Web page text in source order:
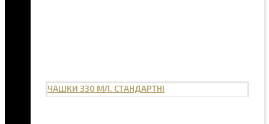
ЧАШКИ 330 МЛ. СТАНДАРТНІ